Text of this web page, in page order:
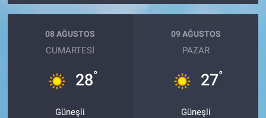
08 AĞUSTOS
CUMARTESI
28°
Güneşli
09 AĞUSTOS
PAZAR
27°
Güneşli